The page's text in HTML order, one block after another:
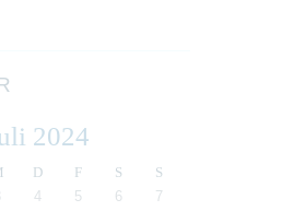
2024
D F S
S
4 5 6
7